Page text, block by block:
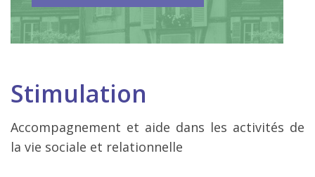
Stimulation
Accompagnement et aide dans les activités de
la vie sociale et relationnelle